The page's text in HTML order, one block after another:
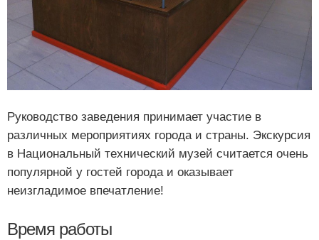
Руководство заведения принимает участие в
различных мероприятиях города и страны. Экскурсия
в Национальный технический музей считается очень
популярной у гостей города и оказывает
неизгладимое впечатление!
Время работы